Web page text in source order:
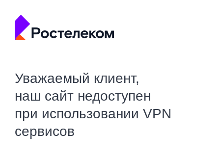
Уважаемый клиент,
наш сайт недоступен
при использовании VPN
сервисов